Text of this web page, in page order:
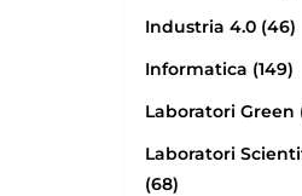
Industria 4.0 (46)
Informatica (149)
Laboratori Green
Laboratori
(68)